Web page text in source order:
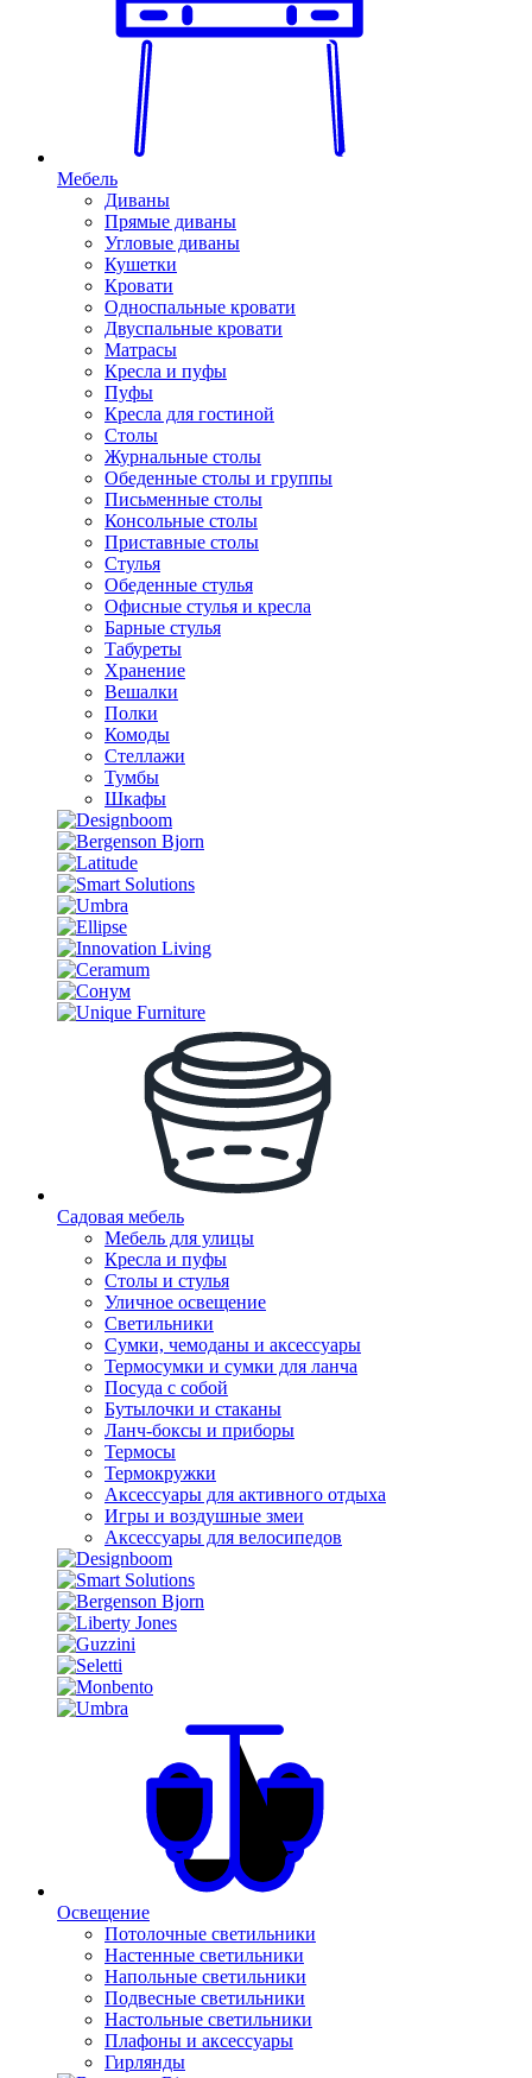
Мебель
Диваны
Прямые диваны
Угловые диваны
Кушетки
Кровати
Односпальные кровати
Двуспальные кровати
Матрасы
Кресла и пуфы
Пуфы
Кресла для гостиной
Столы
Журнальные столы
Обеденные столы и группы
Письменные столы
Консольные столы
Приставные столы
Стулья
Обеденные стулья
Офисные стулья и кресла
Барные стулья
Табуреты
Хранение
Вешалки
Полки
Комоды
Стеллажи
Тумбы
Шкафы
Садовая мебель
Мебель для улицы
Кресла и пуфы
Столы и стулья
Уличное освещение
Светильники
Сумки, чемоданы и аксессуары
Термосумки и сумки для ланча
Посуда с собой
Бутылочки и стаканы
Ланч-боксы и приборы
Термосы
Термокружки
Аксессуары для активного отдыха
Игры и воздушные змеи
Аксессуары для велосипедов
Освещение
Потолочные светильники
Настенные светильники
Напольные светильники
Подвесные светильники
Настольные светильники
Плафоны и аксессуары
Гирлянды